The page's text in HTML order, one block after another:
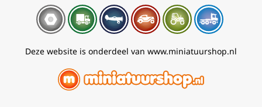
Deze website is onderdeel van www.miniatuurshop.nl